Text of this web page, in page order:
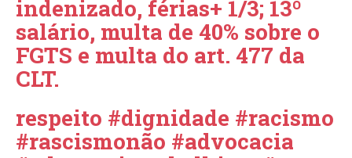
indenizado, férias+ 1/3; 13º
salário, multa de 40% sobre o
FGTS e multa do art. 477 da
CLT.
respeito #dignidade #racismo
#rascismonão #advocacia